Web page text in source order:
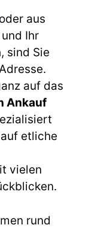
oder aus
Ihr
sind Sie
auf das
Ankauf
etliche
vielen
rund